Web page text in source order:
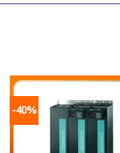
-40%